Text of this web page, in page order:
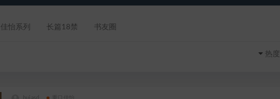
佳怡系列 长篇18禁 书友圈
热度